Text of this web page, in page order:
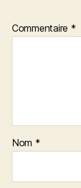
Commentaire *
Nom *